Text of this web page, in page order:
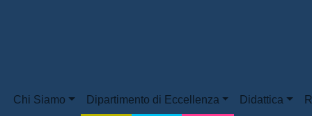
Chi Siamo Dipartimento di Eccellenza Didattica